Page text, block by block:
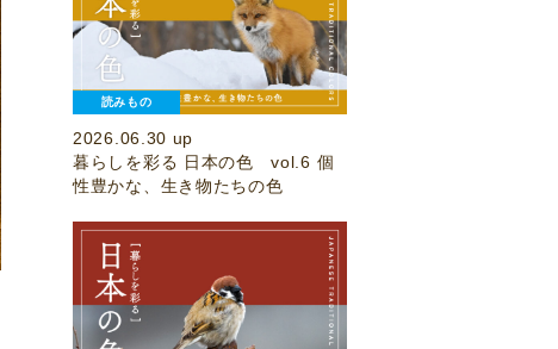
読みもの
2026.06.30 up
暮らしを彩る 日本の色 vol.6 個
性豊かな、生き物たちの色